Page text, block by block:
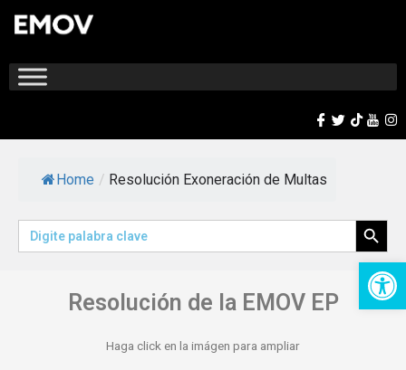
Home / Resolución Exoneración de Multas
Search
for:
Search Button
Resolución de la EMOV EP
Haga click en la imágen para ampliar